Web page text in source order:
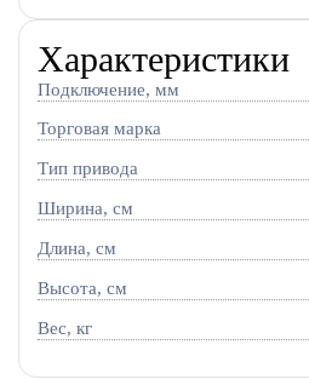
Характеристики
Подключение, мм
Торговая марка
Тип привода
Ширина, см
Длина, см
Высота, см
Вес, кг